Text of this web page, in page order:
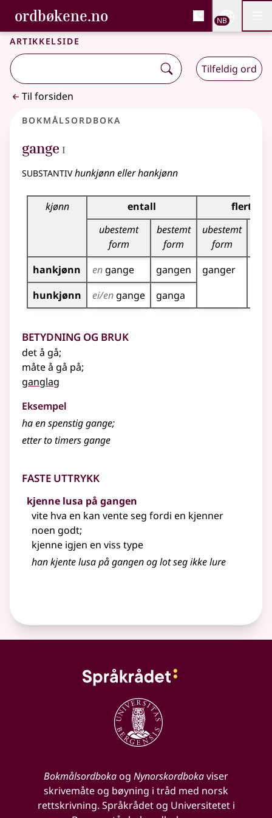
Gå til hovedinnhold
Tilgjengelighet
ordbøkene.no, Bokmålsordboka og
Bokmålsordboka og Nynorskordboka
NB
Artikkelside
Tilfeldig ord
Til forsiden
Bokmålsordboka
gange 1
I
substantivhunkjønn eller hankjønn
Bøyingstabell for dette substantivet
kjønn entall
flertall
ubestemt
form
bestemt
form
ubestemt
form
hankjønn
en gange gangen ganger
hunkjønn
ei/en gange ganga
Betydning og bruk
det å gå;
måte å gå på;
ganglag
Eksempel
ha en spenstiggange;
etter to timersgange
Faste uttrykk
kjenne lusa på gangen
vite hva en kan vente seg fordi en kjenner
noen godt;
kjenne igjen en viss type
han kjente lusa på gangen og lot seg ikke lure
Bokmålsordbokaog Nynorskordbokaviser
skrivemåte og bøyning i tråd med norsk
rettskrivning. Språkrådet og Universitetet i